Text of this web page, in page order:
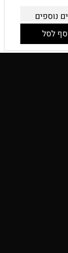
נוספים
לסל